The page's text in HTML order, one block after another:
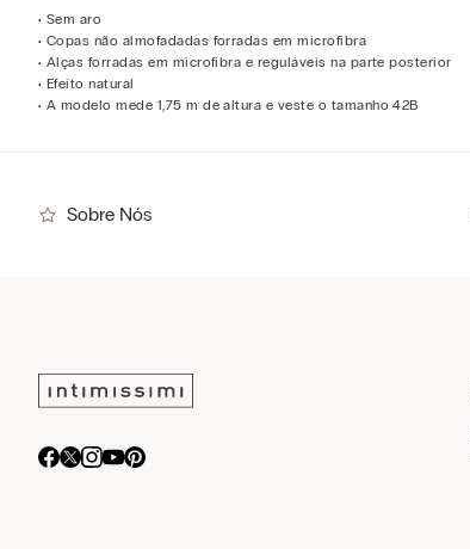
• Sem aro
• Copas não almofadadas forradas em microfibra
• Alças forradas em microfibra e reguláveis na parte posterior
• Efeito natural
• A modelo mede 1,75 m de altura e veste o tamanho 42B
Sobre Nós